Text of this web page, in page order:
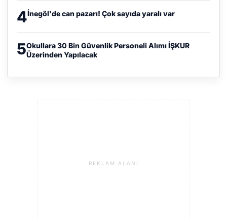
4İnegöl'de can pazarı! Çok sayıda yaralı var
5Okullara 30 Bin Güvenlik Personeli Alımı İŞKUR
Üzerinden Yapılacak
REKLAM ALANI